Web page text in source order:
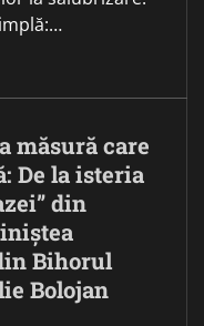
măsură care
De la isteria
din
Bihorul
Bolojan